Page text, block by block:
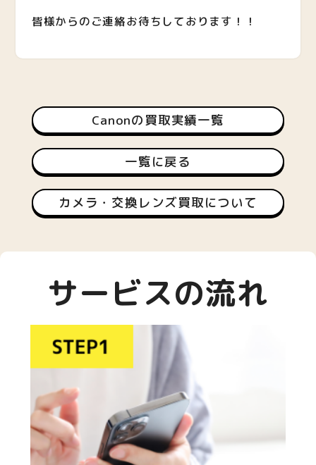
皆様からのご連絡お待ちしております！！
Canonの買取実績一覧
一覧に戻る
カメラ・交換レンズ買取について
サービスの流れ